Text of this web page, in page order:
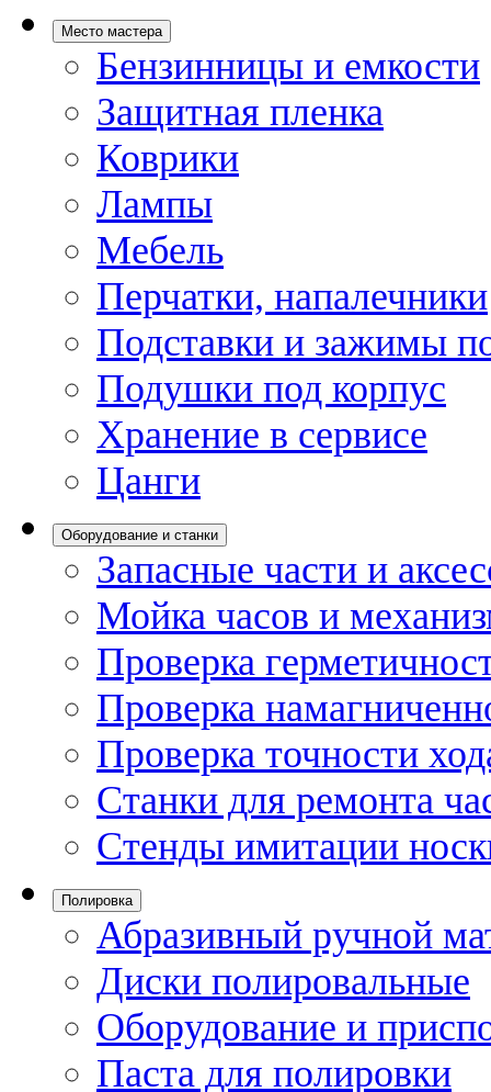
Место мастера
Бензинницы и емкости
Защитная пленка
Коврики
Лампы
Мебель
Перчатки, напалечники
Подставки и зажимы
Подушки под корпус
Хранение в сервисе
Цанги
Оборудование и станки
Запасные части и
Мойка часов и
Проверка
Проверка
Проверка точности
Станки для ремонта
Стенды имитации
Полировка
Абразивный ручной
Диски полировальные
Оборудование и
Паста для полировки